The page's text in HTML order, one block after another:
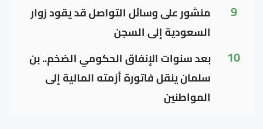
9
منشور على وسائل التواصل قد يقود زوار
السعودية إلى السجن
10
بعد سنوات الإنفاق الحكومي الضخم.. بن
سلمان ينقل فاتورة أزمته المالية إلى
المواطنين